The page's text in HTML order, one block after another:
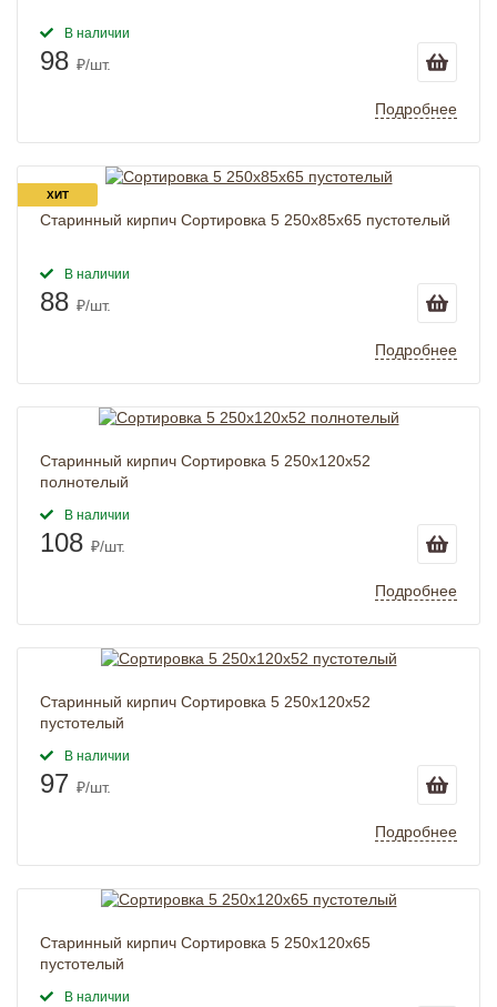
В наличии
98 ₽/шт.
Подробнее
ХИТ
Старинный кирпич Сортировка 5 250x85x65 пустотелый
В наличии
88 ₽/шт.
Подробнее
Старинный кирпич Сортировка 5 250x120x52
полнотелый
В наличии
108 ₽/шт.
Подробнее
Старинный кирпич Сортировка 5 250x120x52
пустотелый
В наличии
97 ₽/шт.
Подробнее
Старинный кирпич Сортировка 5 250x120x65
пустотелый
В наличии